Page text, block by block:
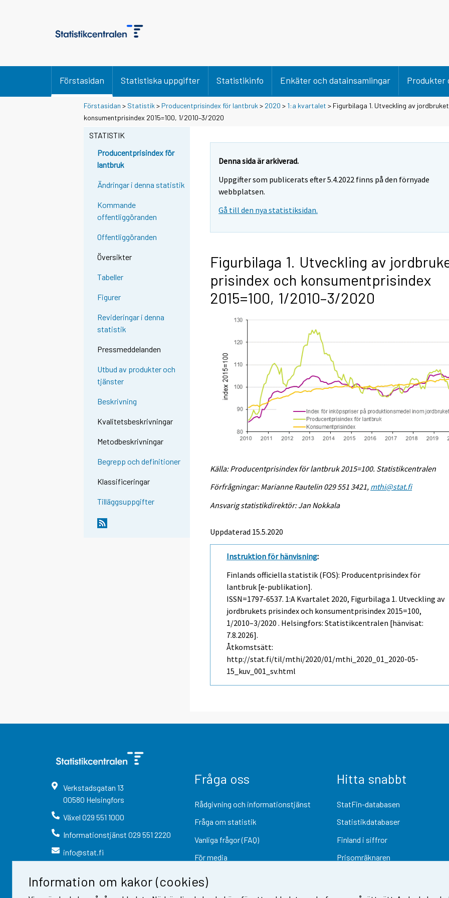
Information om kakor (cookies)
Förstasidan Statistiska uppgifter Statistikinfo Enkäter och datainsamlingar Produkter
Förstasidan > Statistik > Producentprisindex för lantbruk > 2020 > 1:a kvartalet > Figurbilaga 1. Utveckling av
konsumentprisindex 2015=100, 1/2010–3/2020
STATISTIK
Producentprisindex för
lantbruk
Ändringar i denna statistik
Kommande
offentliggöranden
Offentliggöranden
Översikter
Tabeller
Figurer
Revideringar i denna
statistik
Pressmeddelanden
Utbud av produkter och
tjänster
Beskrivning
Kvalitetsbeskrivningar
Metodbeskrivningar
Begrepp och definitioner
Klassificeringar
Tilläggsuppgifter
Denna sida är arkiverad.
Uppgifter som publicerats efter 5.4.2022 finns på den förnyade
webbplatsen.
Gå till den nya statistiksidan.
Figurbilaga 1. Utveckling av
prisindex och konsumentprisindex
2015=100, 1/2010–3/2020
Källa: Producentprisindex för lantbruk 2015=100. Statistikcentralen
Förfrågningar: Marianne Rautelin 029 551 3421, mthi@stat.fi
Ansvarig statistikdirektör: Jan Nokkala
Uppdaterad 15.5.2020
Instruktion för hänvisning:
Finlands officiella statistik (FOS): Producentprisindex för
lantbruk [e-publikation].
ISSN=1797-6537. 1:a Kvartalet 2020, Figurbilaga 1. Utveckling av
jordbrukets prisindex och konsumentprisindex 2015=100,
1/2010–3/2020 . Helsingfors: Statistikcentralen [hänvisat:
7.8.2026].
Åtkomstsätt:
http://stat.fi/til/mthi/2020/01/mthi_2020_01_2020-05-
15_kuv_001_sv.html
Verkstadsgatan 13
00580 Helsingfors
Växel 029 551 1000
Informationstjänst 029 551 2220
info@stat.fi
Fråga oss
Rådgivning och informationstjänst
Fråga om statistik
Vanliga frågor (FAQ)
För media
Hitta snabbt
StatFin-databasen
Statistikdatabaser
Finland i siffror
Prisomräknaren